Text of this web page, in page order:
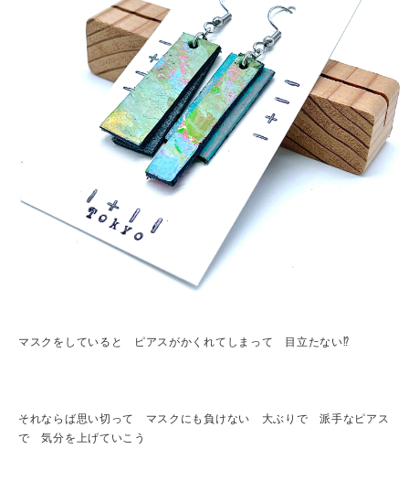
マスクをしていると ピアスがかくれてしまって 目立たない⁉︎
それならば思い切って マスクにも負けない 大ぶりで 派手なピアス
で 気分を上げていこう